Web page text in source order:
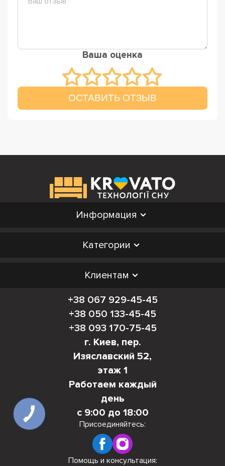
Ваша оценка
ОСТАВИТЬ ОТЗЫВ
Информация
Категории
Клиентам
+38 067 929-45-45
+38 050 133-45-45
+38 093 170-75-45
г. Киев, пер.
Изяславский 52,
этаж 1
Работаем каждый
день
с 9:00 до 18:00
Присоединяйтесь:
Помощь и консультация:
КНОПКА
СВЯЗИ